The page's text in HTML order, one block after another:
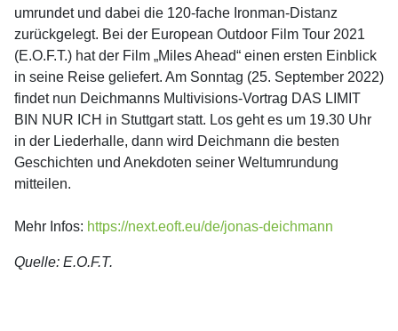
umrundet und dabei die 120-fache Ironman-Distanz
zurückgelegt. Bei der European Outdoor Film Tour 2021
(E.O.F.T.) hat der Film „Miles Ahead“ einen ersten Einblick
in seine Reise geliefert. Am Sonntag (25. September 2022)
findet nun Deichmanns Multivisions-Vortrag DAS LIMIT
BIN NUR ICH in Stuttgart statt. Los geht es um 19.30 Uhr
in der Liederhalle, dann wird Deichmann die besten
Geschichten und Anekdoten seiner Weltumrundung
mitteilen.
Mehr Infos: https://next.eoft.eu/de/jonas-deichmann
Quelle: E.O.F.T.